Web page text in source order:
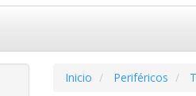
Inicio Periféricos